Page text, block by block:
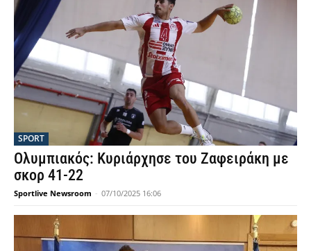
SPORT
Ολυμπιακός: Κυριάρχησε του Ζαφειράκη με
σκορ 41-22
Sportlive Newsroom - 07/10/2025 16:06